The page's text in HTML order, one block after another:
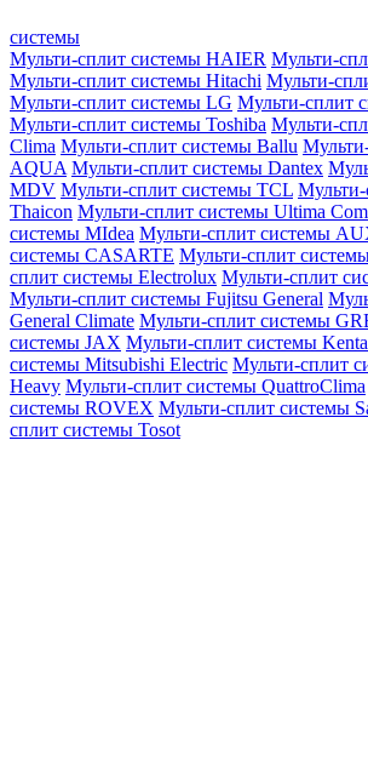
системы
Мульти-сплит системы HAIER Мульти-
Мульти-сплит системы Hitachi Мульти-
Мульти-сплит системы LG Мульти-сплит
Мульти-сплит системы Toshiba Мульти-
Clima Мульти-сплит системы Ballu
AQUA Мульти-сплит системы Dantex
MDV Мульти-сплит системы TCL
Thaicon Мульти-сплит системы Ultima
системы MIdea Мульти-сплит системы
системы CASARTE Мульти-сплит
сплит системы Electrolux Мульти-сплит
Мульти-сплит системы Fujitsu General
General Climate Мульти-сплит системы
системы JAX Мульти-сплит системы
системы Mitsubishi Electric Мульти-сплит
Heavy Мульти-сплит системы QuattroClima
системы ROVEX Мульти-сплит системы
сплит системы Tosot